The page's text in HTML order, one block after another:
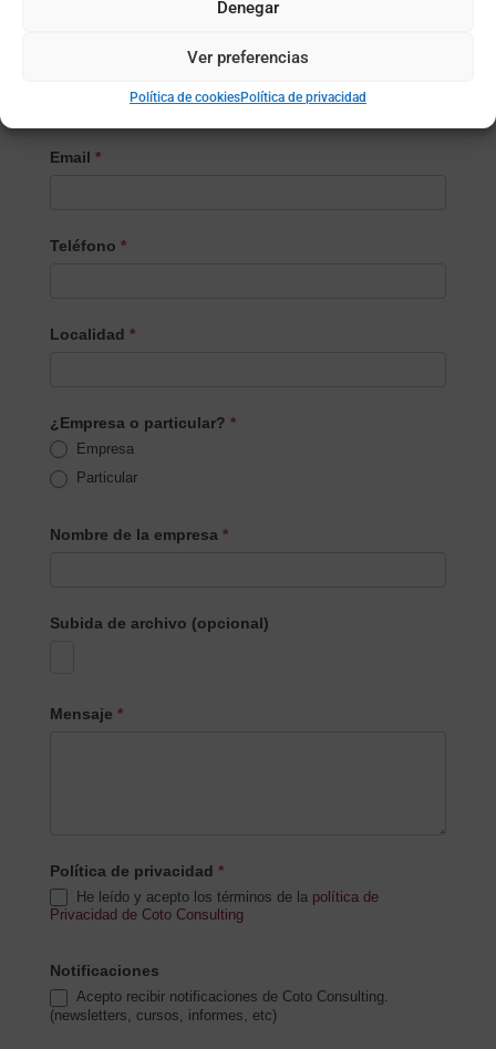
Denegar
Ver preferencias
Política de cookiesPolítica de privacidad
Email *
Teléfono *
Localidad *
¿Empresa o particular? *
Empresa
Particular
Nombre de la empresa *
Subida de archivo (opcional)
Mensaje *
Política de privacidad *
He leído y acepto los términos de la política de
Privacidad de Coto Consulting
Notificaciones
Acepto recibir notificaciones de Coto Consulting.
(newsletters, cursos, informes, etc)